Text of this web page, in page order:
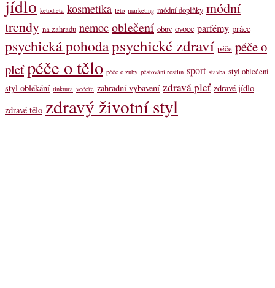
jídlo ketodieta kosmetika léto marketing módní doplňky módní
trendy na zahradu nemoc oblečení obuv ovoce parfémy práce
psychická pohodapsychické zdraví péče péče o
pleťpéče o tělo péče o zuby pěstování rostlin sport stavba styl oblečení
styl oblékání tinktura večeře zahradní vybavení zdravá pleť zdravé jídlo
zdravé tělo zdravý životní styl